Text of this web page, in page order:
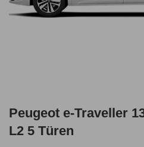
Peugeot e-Traveller
L2 5 Türen